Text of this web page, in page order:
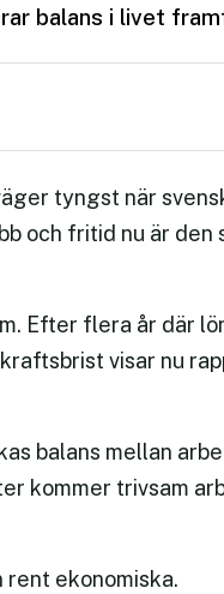
balans i livet
tyngst när
och fritid nu är
Efter flera år där
visar nu
balans mellan
kommer trivsam
ekonomiska.